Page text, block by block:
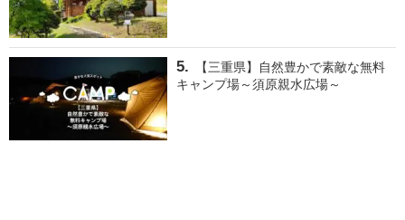
【三重県】自然豊かで素敵な無料
キャンプ場～須原親水広場～